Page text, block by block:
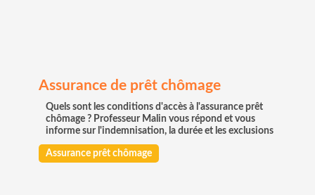
Assurance de prêt chômage
Quels sont les conditions d'accès à l'assurance prêt
chômage ? Professeur Malin vous répond et vous
informe sur l'indemnisation, la durée et les exclusions
Assurance prêt chômage